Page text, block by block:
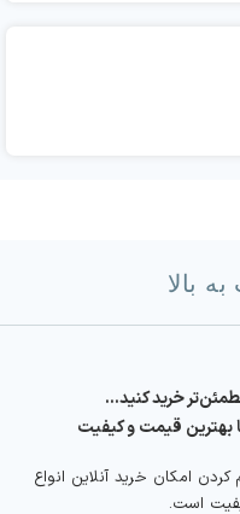
بالا
خرید کنید…
بهترین قیمت و کیفیت
امکان خرید آنلاین انواع
است.